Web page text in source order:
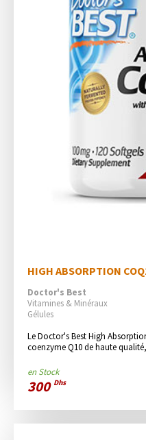
HIGH ABSORPTION
Doctor's Best
Vitamines & Minéraux
Gélules
Le Doctor's Best High
coenzyme Q10 de haute
en Stock
300 Dhs